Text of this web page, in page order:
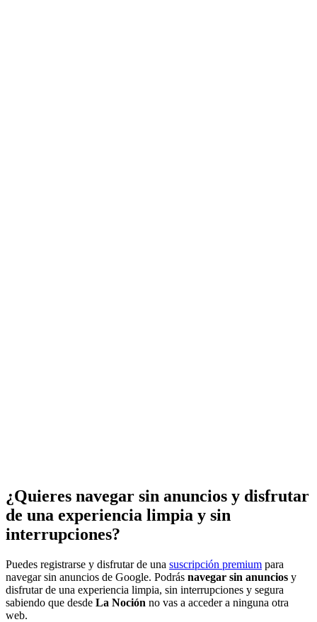
¿Quieres navegar sin anuncios y disfrutar
de una experiencia limpia y sin
interrupciones?
Puedes registrarse y disfrutar de una suscripción premium para
navegar sin anuncios de Google. Podrás navegar sin anuncios y
disfrutar de una experiencia limpia, sin interrupciones y segura
sabiendo que desde La Noción no vas a acceder a ninguna otra
web.